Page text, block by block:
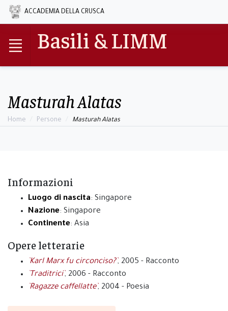
ACCADEMIA DELLA CRUSCA
Basili & LIMM
Masturah Alatas
Home Persone Masturah Alatas
Informazioni
Luogo di nascita: Singapore
Nazione: Singapore
Continente: Asia
Opere letterarie
`Karl Marx fu circonciso?`, 2005 - Racconto
`Traditrici`, 2006 - Racconto
`Ragazze caffellatte`, 2004 - Poesia